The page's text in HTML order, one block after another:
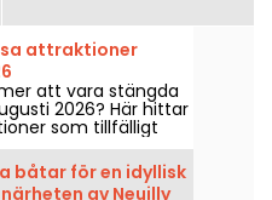
attraktioner
att vara stängda
2026? Här hittar
som tillfälligt
av underhåll eller
planera ditt besök i
båtar för en idyllisk
av Neuilly